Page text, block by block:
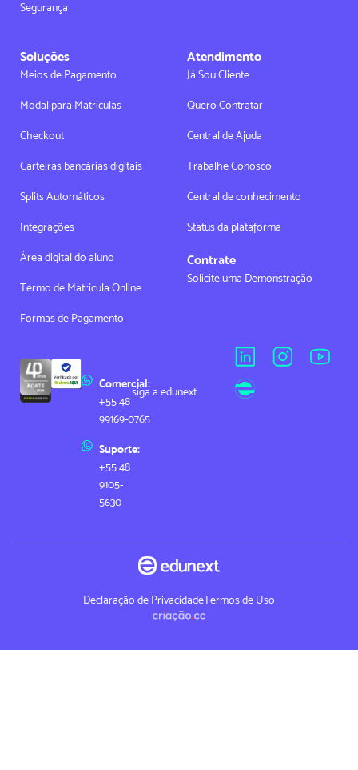
Segurança
Soluções
Meios de Pagamento
Modal para Matrículas
Checkout
Carteiras bancárias digitais
Splits Automáticos
Integrações
Área digital do aluno
Termo de Matrícula Online
Formas de Pagamento
Atendimento
Já Sou Cliente
Quero Contratar
Central de Ajuda
Trabalhe Conosco
Central de conhecimento
Status da plataforma
Contrate
Solicite uma Demonstração
Comercial:
+55 48
99169-0765
Suporte:
+55 48
9105-
5630
siga a edunext
Declaração de PrivacidadeTermos de Uso